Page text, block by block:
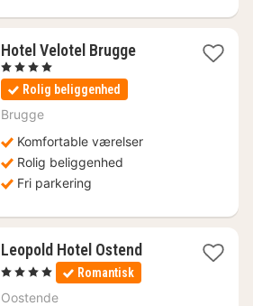
Hotel Velotel Brugge1
, 4 Stjerner
Rolig beliggenhed
Brugge
Komfortable værelser
Rolig beliggenhed
Fri parkering
Leopold Hotel Ostend1
nat
fra
, 4 Stjerner Romantisk
Oostende